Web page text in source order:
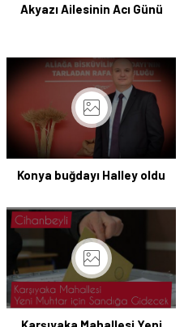
Akyazı Ailesinin Acı Günü
Konya buğdayı Halley oldu